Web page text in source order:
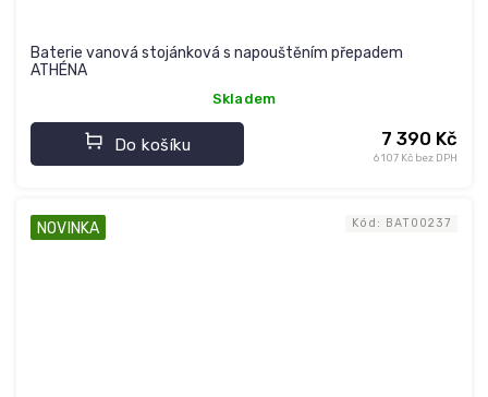
Baterie vanová stojánková s napouštěním přepadem
ATHÉNA
Skladem
6 107 Kč bez DPH
7 390 Kč
Do košíku
NOVINKA Kód: BAT00237